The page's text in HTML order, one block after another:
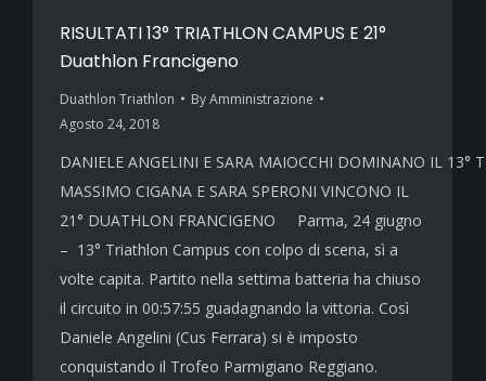
RISULTATI 13° TRIATHLON CAMPUS E 21°
Duathlon Francigeno
Duathlon Triathlon ByAmministrazione
Agosto 24, 2018
DANIELE ANGELINI E SARA MAIOCCHI DOMINANO IL 13°
MASSIMO CIGANA E SARA SPERONI VINCONO IL
21° DUATHLON FRANCIGENO Parma, 24 giugno
– 13° Triathlon Campus con colpo di scena, sì a
volte capita. Partito nella settima batteria ha chiuso
il circuito in 00:57:55 guadagnando la vittoria. Così
Daniele Angelini (Cus Ferrara) si è imposto
conquistando il Trofeo Parmigiano Reggiano.